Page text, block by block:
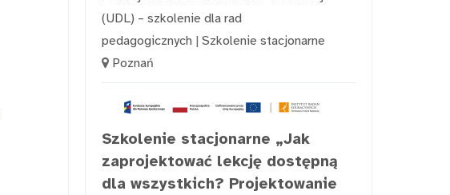
(UDL) – szkolenie dla rad
pedagogicznych | Szkolenie stacjonarne
Poznań
Szkolenie stacjonarne „Jak
zaprojektować lekcję dostępną
dla wszystkich? Projektowanie